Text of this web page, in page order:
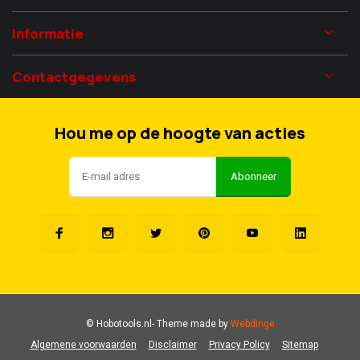
Informatie
Contactgegevens
Hou me op de hoogte van acties
Abonneer
Algemene voorwaarden Disclaimer Privacy Policy Sitemap
© Hobotools.nl- Theme made byWebdinge